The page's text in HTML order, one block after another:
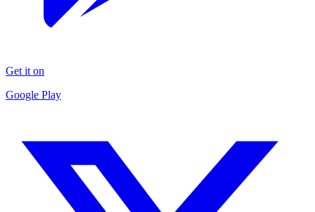
Get it on
Google Play